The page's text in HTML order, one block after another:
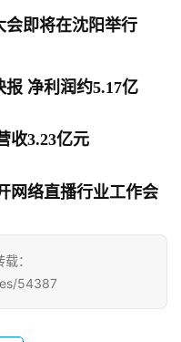
会即将在沈阳举行
报 净利润约5.17亿
收3.23亿元
网络直播行业工作会
：
54387